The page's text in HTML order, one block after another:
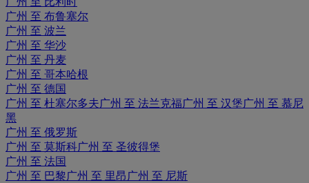
广州 至 布鲁塞尔
广州 至 波兰
广州 至 华沙
广州 至 丹麦
广州 至 哥本哈根
广州 至 德国
广州 至 杜塞尔多夫广州 至 法兰克福广州 至 汉堡广州 至 慕尼
黑
广州 至 俄罗斯
广州 至 莫斯科广州 至 圣彼得堡
广州 至 法国
广州 至 巴黎广州 至 里昂 广州 至 尼斯